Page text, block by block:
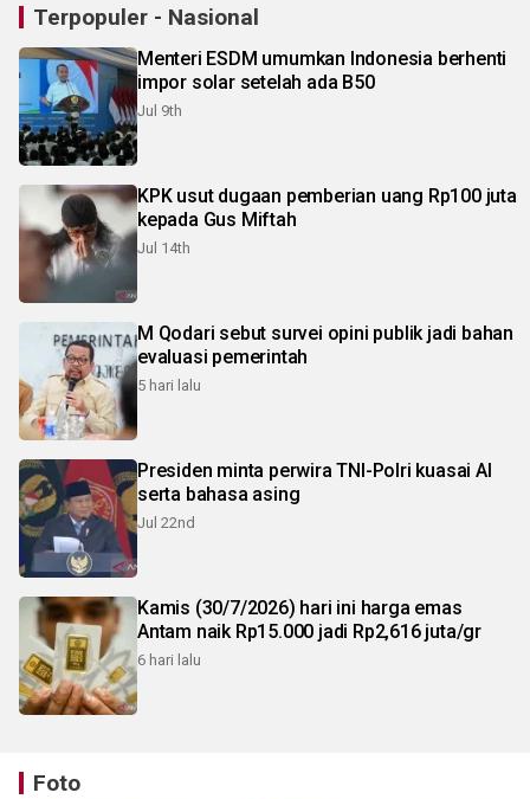
Terpopuler - Nasional
Menteri ESDM umumkan Indonesia berhenti
impor solar setelah ada B50
Jul 9th
KPK usut dugaan pemberian uang Rp100 juta
kepada Gus Miftah
Jul 14th
M Qodari sebut survei opini publik jadi bahan
evaluasi pemerintah
5 hari lalu
Presiden minta perwira TNI-Polri kuasai AI
serta bahasa asing
Jul 22nd
Kamis (30/7/2026) hari ini harga emas
Antam naik Rp15.000 jadi Rp2,616 juta/gr
6 hari lalu
Foto